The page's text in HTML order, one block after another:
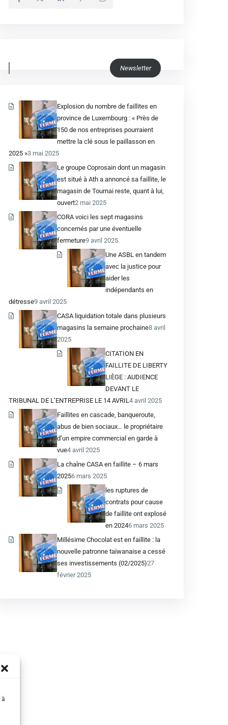
à
Newsletter
Explosion du nombre de faillites en
province de Luxembourg : « Près de
150 de nos entreprises pourraient
mettre la clé sous le paillasson en
2025 »3 mai 2025
Le groupe Coprosain dont un magasin
est situé à Ath a annoncé sa faillite, le
magasin de Tournai reste, quant à lui,
ouvert2 mai 2025
CORA voici les sept magasins
concernés par une éventuelle
fermeture9 avril 2025
Une ASBL en tandem
avec la justice pour
aider les
indépendants en
détresse9 avril 2025
CASA liquidation totale dans plusieurs
magasins la semaine prochaine8 avril
2025
CITATION EN
FAILLITE DE LIBERTY
LIÈGE : AUDIENCE
DEVANT LE
TRIBUNAL DE L’ENTREPRISE LE 14 AVRIL4 avril 2025
Faillites en cascade, banqueroute,
abus de bien sociaux… le propriétaire
d’un empire commercial en garde à
vue4 avril 2025
La chaîne CASA en faillite – 6 mars
20256 mars 2025
les ruptures de
contrats pour cause
de faillite ont explosé
en 20246 mars 2025
Millésime Chocolat est en faillite : la
nouvelle patronne taïwanaise a cessé
ses investissements (02/2025)27
février 2025